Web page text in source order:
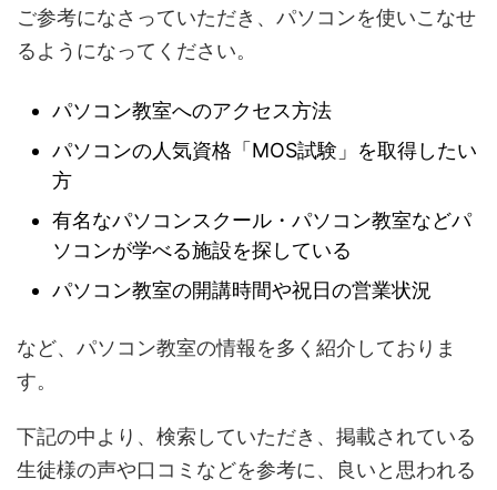
ご参考になさっていただき、パソコンを使いこなせ
るようになってください。
パソコン教室へのアクセス方法
パソコンの人気資格「MOS試験」を取得したい
方
有名なパソコンスクール・パソコン教室などパ
ソコンが学べる施設を探している
パソコン教室の開講時間や祝日の営業状況
など、パソコン教室の情報を多く紹介しておりま
す。
下記の中より、検索していただき、掲載されている
生徒様の声や口コミなどを参考に、良いと思われる